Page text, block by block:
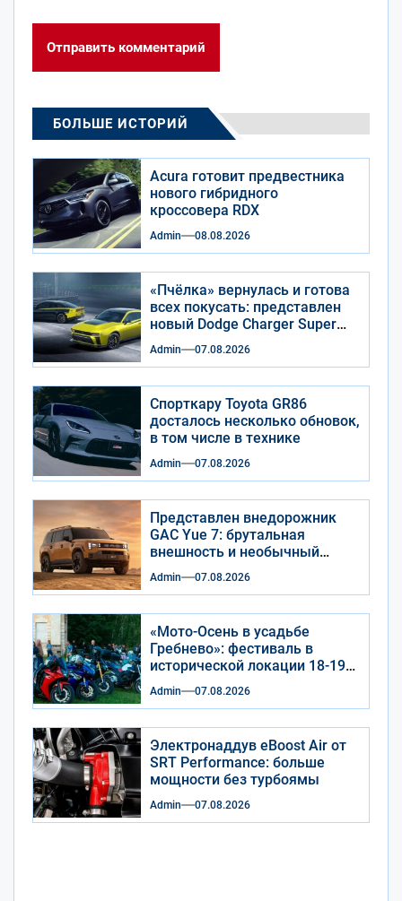
БОЛЬШЕ ИСТОРИЙ
Acura готовит предвестника
нового гибридного
кроссовера RDX
Admin 08.08.2026
«Пчёлка» вернулась и готова
всех покусать: представлен
новый Dodge Charger Super
Bee
Admin 07.08.2026
Спорткару Toyota GR86
досталось несколько обновок,
в том числе в технике
Admin 07.08.2026
Представлен внедорожник
GAC Yue 7: брутальная
внешность и необычный
салон
Admin 07.08.2026
«Мото-Осень в усадьбе
Гребнево»: фестиваль в
исторической локации 18-19
сентября 2026 года
Admin 07.08.2026
Электронаддув eBoost Air от
SRT Performance: больше
мощности без турбоямы
Admin 07.08.2026